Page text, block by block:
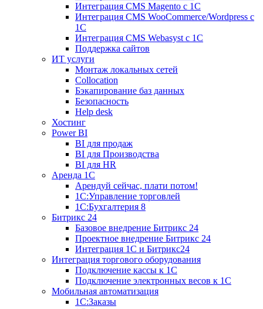
Интеграция CMS Magento с 1С
Интеграция CMS WooCommerce/Wordpress с
1С
Интеграция CMS Webasyst с 1С
Поддержка сайтов
ИТ услуги
Монтаж локальных сетей
Collocation
Бэкапирование баз данных
Безопасность
Help desk
Хостинг
Power BI
BI для продаж
BI для Производства
BI для HR
Аренда 1C
Арендуй сейчас, плати потом!
1С:Управление торговлей
1С:Бухгалтерия 8
Битрикс 24
Базовое внедрение Битрикс 24
Проектное внедрение Битрикс 24
Интеграция 1С и Битрикс24
Интеграция торгового оборудования
Подключение кассы к 1С
Подключение электронных весов к 1С
Мобильная автоматизация
1С:Заказы